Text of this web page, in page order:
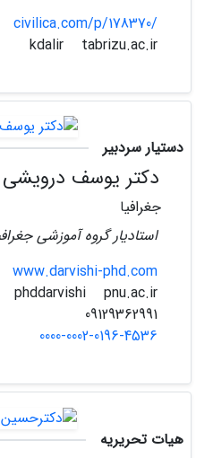
civilica.com/p/178370/
tabrizu.ac.ir
دستیار سردبیر
دکتر یوسف درویشی
جغرافیا
استادیار گروه آموزشی
www.darvishi-phd.com
pnu.ac.ir
0000-0002-0196-4536
هیات تحریریه